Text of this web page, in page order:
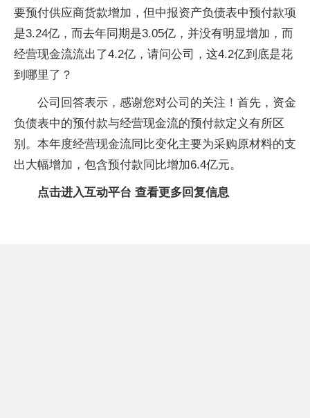
要预付供应商货款增加，但中报资产负债表中预付款项
是3.24亿，而去年同期是3.05亿，并没有明显增加，而
经营现金流流出了4.2亿，请问公司，这4.2亿到底是花
到哪里了？
公司回答表示，感谢您对公司的关注！首先，资金
负债表中的预付款与经营现金流的预付款定义有所区
别。本年度经营现金流同比变化主要为采购原材料的支
出大幅增加，包含预付款同比增加6.4亿元。
点击进入互动平台 查看更多回复信息